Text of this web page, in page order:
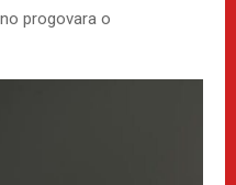
progovara o